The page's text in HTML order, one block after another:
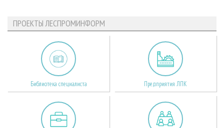
ПРОЕКТЫ ЛЕСПРОМИНФОРМ
Библиотека специалиста Предприятия ЛПК